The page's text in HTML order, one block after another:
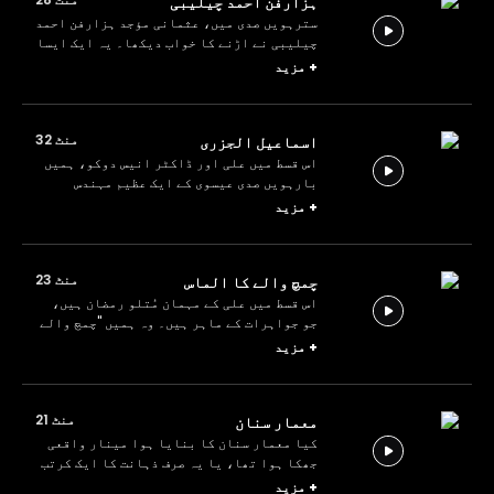
سترہویں صدی میں، عثمانی مؤجد ہزارفن احمد
چیلیبی نے اڑنے کا خواب دیکھا۔ یہ ایک ایسا
ہنر تھا جسے صرف پرندوں کے لیے ممکن سمجھا
ایک حقیقی شخص تھا یا یہ ایک افسانہ تھا؟
کی زبانی۔
+ مزید
اسماعیل الجزری
منٹ 32
اس قسط میں علی اور ڈاکٹر انیس دوکو، ہمیں
بارہویں صدی عیسوی کے ایک عظیم مہندس
اسماعیل الجزری سے متعارف کراتے ہیں۔
تھے، ان کی ایجادات کی فہرست کافی طویل ہے،
جا سکتا ہے۔
+ مزید
چمچ والے کا الماس
منٹ 23
اس قسط میں علی کے مہمان مُتلو رمضان ہیں،
جو جواہرات کے ماہر ہیں۔ وہ ہمیں "چمچ والے
کا ہیرا" نامی انوکھے ہیرے کی کہانی سنائیں
تک برقرار رکھے ہوئے ہے۔
+ مزید
معمار سنان
منٹ 21
کیا معمار سنان کا بنایا ہوا مینار واقعی
جھکا ہوا تھا، یا یہ صرف ذہانت کا ایک کرتب
تھا؟ ماہرین کا کہنا ہے، "سنان اور غلطی؟
+ مزید